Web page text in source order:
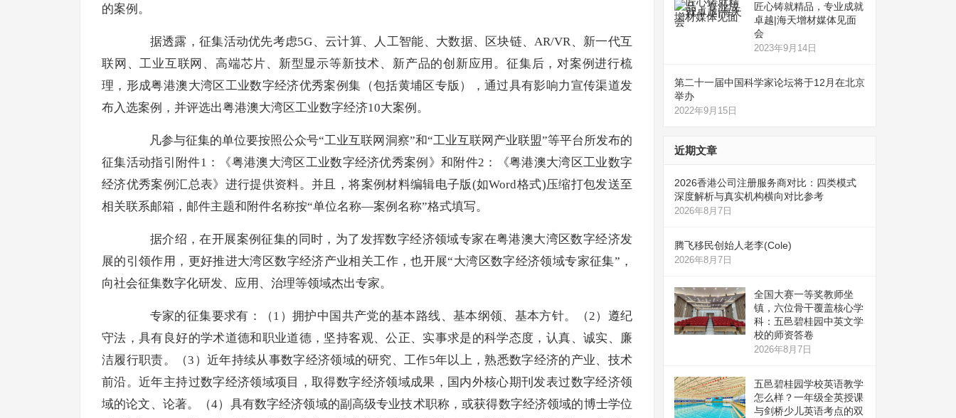
的案例。
据透露，征集活动优先考虑5G、云计算、人工智能、大数据、区块链、AR/VR、新一代互
联网、工业互联网、高端芯片、新型显示等新技术、新产品的创新应用。征集后，对案例进行梳
理，形成粤港澳大湾区工业数字经济优秀案例集（包括黄埔区专版），通过具有影响力宣传渠道发
布入选案例，并评选出粤港澳大湾区工业数字经济10大案例。
凡参与征集的单位要按照公众号“工业互联网洞察”和“工业互联网产业联盟”等平台所发布的
征集活动指引附件1：《粤港澳大湾区工业数字经济优秀案例》和附件2：《粤港澳大湾区工业数字
经济优秀案例汇总表》进行提供资料。并且，将案例材料编辑电子版(如Word格式)压缩打包发送至
相关联系邮箱，邮件主题和附件名称按“单位名称—案例名称”格式填写。
据介绍，在开展案例征集的同时，为了发挥数字经济领域专家在粤港澳大湾区数字经济发
展的引领作用，更好推进大湾区数字经济产业相关工作，也开展“大湾区数字经济领域专家征集”，
向社会征集数字化研发、应用、治理等领域杰出专家。
专家的征集要求有：（1）拥护中国共产党的基本路线、基本纲领、基本方针。（2）遵纪
守法，具有良好的学术道德和职业道德，坚持客观、公正、实事求是的科学态度，认真、诚实、廉
洁履行职责。（3）近年持续从事数字经济领域的研究、工作5年以上，熟悉数字经济的产业、技术
前沿。近年主持过数字经济领域项目，取得数字经济领域成果，国内外核心期刊发表过数字经济领
域的论文、论著。（4）具有数字经济领域的副高级专业技术职称，或获得数字经济领域的博士学位
匠心铸就精品，专业成就
卓越|海天增材媒体见面
会
2023年9月14日
第二十一届中国科学家论坛将于12月在北京
举办
2022年9月15日
近期文章
2026香港公司注册服务商对比：四类模式
深度解析与真实机构横向对比参考
2026年8月7日
腾飞移民创始人老李(Cole)
2026年8月7日
全国大赛一等奖教师坐
镇，六位骨干覆盖核心学
科：五邑碧桂园中英文学
校的师资答卷
2026年8月7日
五邑碧桂园学校英语教学
怎么样？一年级全英授课
与剑桥少儿英语考点的双